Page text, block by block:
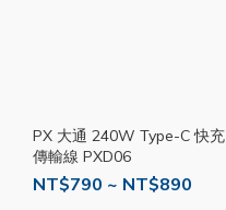
PX 大通 240W Type-C 快充
傳輸線 PXD06
NT$790 ~ NT$890